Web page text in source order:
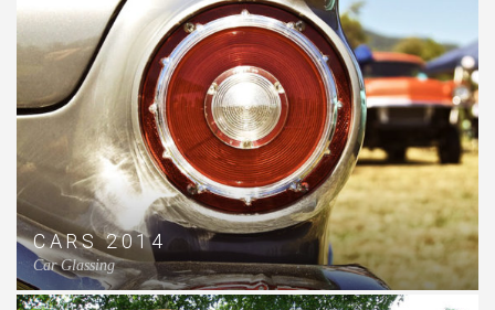
CARS 2014
Car Glassing